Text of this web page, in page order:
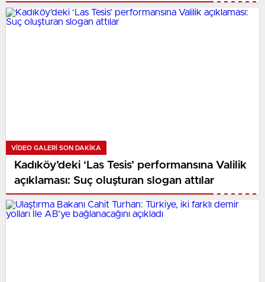
VIDEO GALERI SON DAKİKA
Kadıköy’deki ‘Las Tesis’ performansına Valilik
açıklaması: Suç oluşturan slogan attılar